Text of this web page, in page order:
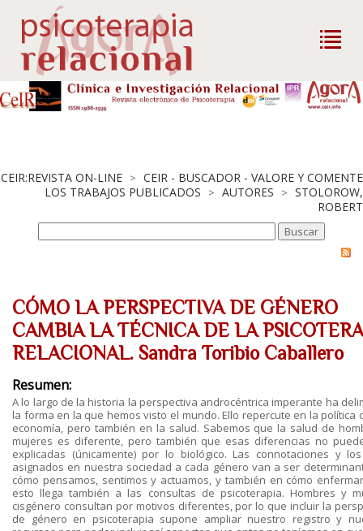
CEIR:REVISTA ON-LINE > CEIR - BUSCADOR - VALORE Y COMENTE
LOS TRABAJOS PUBLICADOS > AUTORES > STOLOROW,
ROBERT
CÓMO LA PERSPECTIVA DE GÉNERO
CAMBIA LA TÉCNICA DE LA
RELACIONAL. Sandra Toribio Caballero
Resumen:
A lo largo de la historia la perspectiva androcéntrica imperante ha
la forma en la que hemos visto el mundo. Ello repercute en la política
economía, pero también en la salud. Sabemos que la salud de
mujeres es diferente, pero también que esas diferencias no
explicadas (únicamente) por lo biológico. Las connotaciones y
asignados en nuestra sociedad a cada género van a ser
cómo pensamos, sentimos y actuamos, y también en cómo
esto llega también a las consultas de psicoterapia. Hombres y
cisgénero consultan por motivos diferentes, por lo que incluir la
de género en psicoterapia supone ampliar nuestro registro y